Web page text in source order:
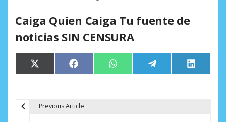
Caiga Quien Caiga Tu fuente de
noticias SIN CENSURA
Compartir
en
X
(Twitter)
Compartir
en
Facebook Compartir
en
WhatsApp Compartir
en
Telegram
en
LinkedIn
Previous Article